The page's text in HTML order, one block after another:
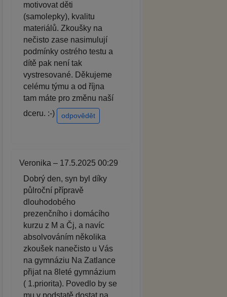
motivovat děti
(samolepky), kvalitu
materiálů. Zkoušky na
nečisto zase nasimulují
podmínky ostrého testu a
dítě pak není tak
vystresované. Děkujeme
celému týmu a od října
tam máte pro změnu naší
dceru. :-)
odpovědět
Veronika – 17.5.2025 00:29
Dobrý den, syn byl díky
půlroční přípravě
dlouhodobého
prezenčního i domácího
kurzu z M a Čj, a navíc
absolvováním několika
zkoušek nanečisto u Vás
na gymnáziu Na Zatlance
přijat na 8leté gymnázium
( 1.priorita). Povedlo by se